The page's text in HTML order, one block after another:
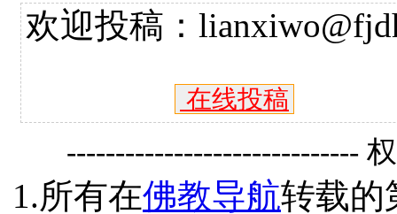
欢迎投稿：
在线投稿
------------------------------
1.所有在佛教导航转载的